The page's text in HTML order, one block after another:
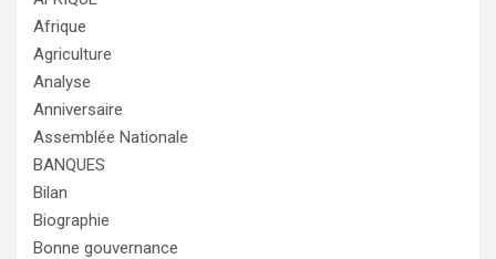
Afrique
Agriculture
Analyse
Anniversaire
Assemblée Nationale
BANQUES
Bilan
Biographie
Bonne gouvernance